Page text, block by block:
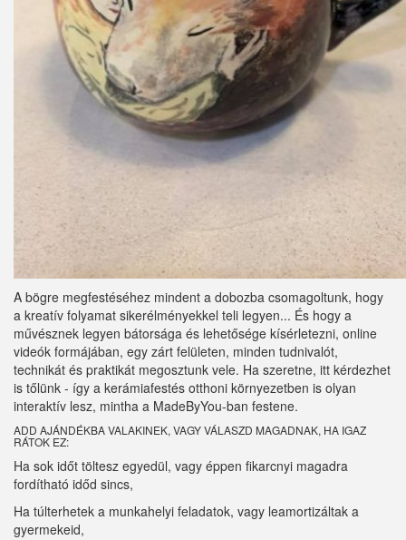
A bögre megfestéséhez mindent a dobozba csomagoltunk, hogy
a kreatív folyamat sikerélményekkel teli legyen... És hogy a
művésznek legyen bátorsága és lehetősége kísérletezni, online
videók formájában, egy zárt felületen, minden tudnivalót,
technikát és praktikát megosztunk vele. Ha szeretne, itt kérdezhet
is tőlünk - így a kerámiafestés otthoni környezetben is olyan
interaktív lesz, mintha a MadeByYou-ban festene.
ADD AJÁNDÉKBA VALAKINEK, VAGY VÁLASZD MAGADNAK, HA IGAZ
RÁTOK EZ:
Ha sok időt töltesz egyedül, vagy éppen fikarcnyi magadra
fordítható időd sincs,
Ha túlterhetek a munkahelyi feladatok, vagy leamortizáltak a
gyermekeid,